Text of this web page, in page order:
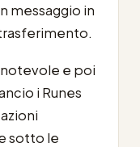
messaggio in
notevole e poi
i Runes
sotto le